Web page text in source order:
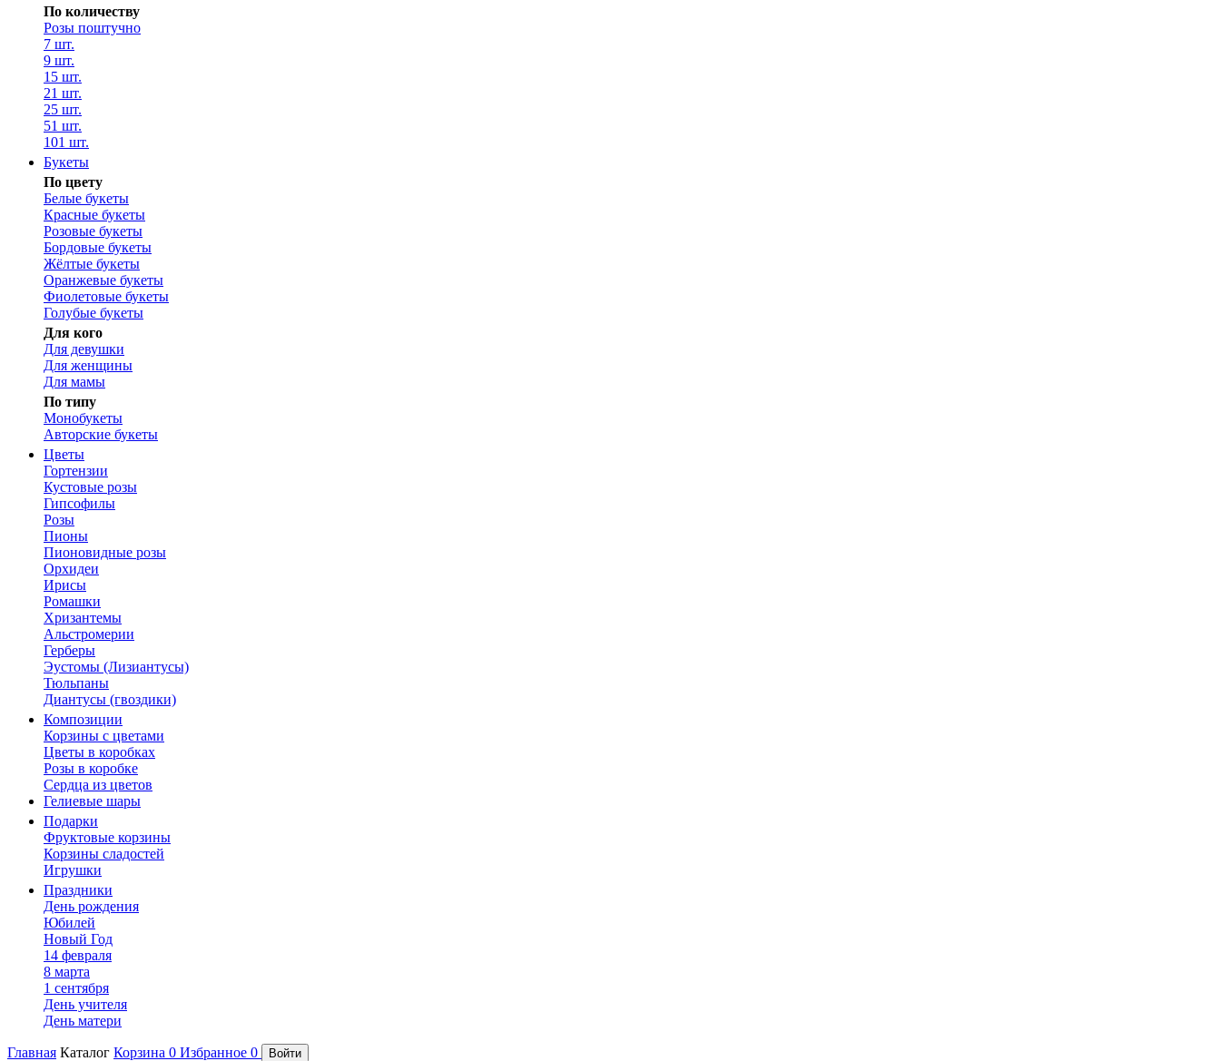
По количеству
Розы поштучно
7 шт.
9 шт.
15 шт.
21 шт.
25 шт.
51 шт.
101 шт.
Букеты
По цвету
Белые букеты
Красные букеты
Розовые букеты
Бордовые букеты
Жёлтые букеты
Оранжевые букеты
Фиолетовые букеты
Голубые букеты
Для кого
Для девушки
Для женщины
Для мамы
По типу
Монобукеты
Авторские букеты
Цветы
Гортензии
Кустовые розы
Гипсофилы
Розы
Пионы
Пионовидные розы
Орхидеи
Ирисы
Ромашки
Хризантемы
Альстромерии
Герберы
Эустомы (Лизиантусы)
Тюльпаны
Диантусы (гвоздики)
Композиции
Корзины с цветами
Цветы в коробках
Розы в коробке
Сердца из цветов
Гелиевые шары
Подарки
Фруктовые корзины
Корзины сладостей
Игрушки
Праздники
День рождения
Юбилей
Новый Год
14 февраля
8 марта
1 сентября
День учителя
День матери
Главная Каталог Корзина 0 Избранное 0 Войти